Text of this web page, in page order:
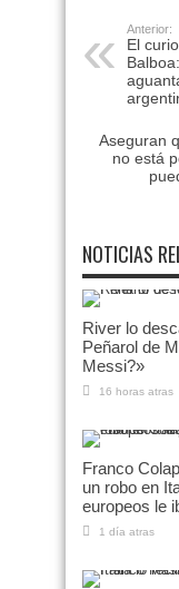
Anterior:
El
Aseguran
no está
NOTICIAS
River lo
Peñarol de
Messi?»
16 horas atras
Franco
un robo en
europeos le
1 día atras